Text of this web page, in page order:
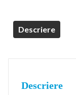
Descriere
Descriere